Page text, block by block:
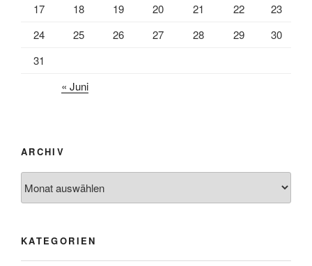
17
18 19 20 21 22
23
24
25 26 27 28 29
30
31
« Juni
ARCHIV
KATEGORIEN